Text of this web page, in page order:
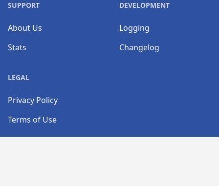
SUPPORT
About Us
Stats
DEVELOPMENT
Logging
Changelog
LEGAL
Privacy Policy
Terms of Use